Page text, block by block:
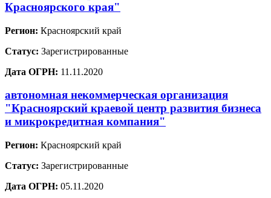
Красноярского края"
Регион: Красноярский край
Статус: Зарегистрированные
Дата ОГРН: 11.11.2020
автономная некоммерческая организация
"Красноярский краевой центр развития бизнеса
и микрокредитная компания"
Регион: Красноярский край
Статус: Зарегистрированные
Дата ОГРН: 05.11.2020